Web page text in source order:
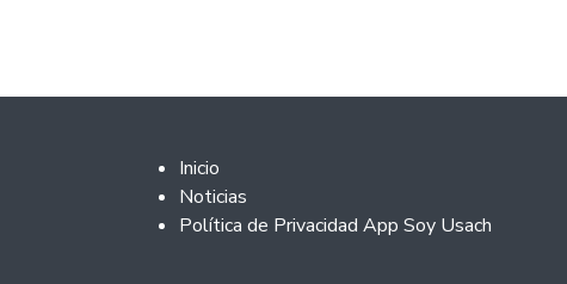
Footer 2
Inicio
Noticias
Política de Privacidad App Soy Usach